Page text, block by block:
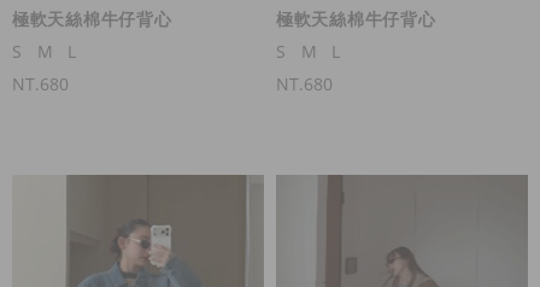
極軟天絲棉牛仔背心
S
M
L
NT.680
極軟天絲棉牛仔背心
S
M
L
NT.680